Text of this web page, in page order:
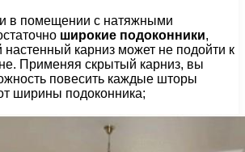
в помещении с натяжными
широкие подоконники,
настенный карниз может не подойти к
Применяя скрытый карниз, вы
повесить каждые шторы
ширины подоконника;